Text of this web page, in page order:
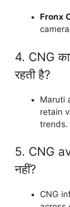
Fronx
4. CNG
रहती है?
Maruti
retain
trends.
5. CNG
नहीं?
CNG